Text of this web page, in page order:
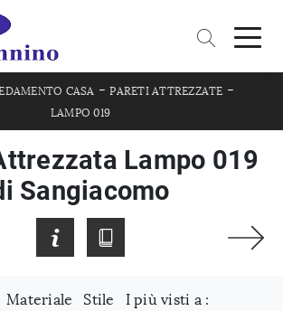
CASA -PARETI ATTREZZATE -
LAMPO 019
Lampo 019
Sangiacomo
Materiale Stile I più visti a :